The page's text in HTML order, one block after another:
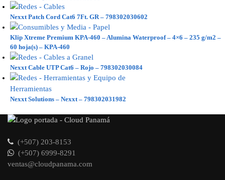
Nexxt Patch Cord Cat6 7Ft. GR – 798302030602
Klip Xtreme Premium KPA-460 – Alumina Waterproof – 4×6 – 235 g/m2 –
60 hoja(s) – KPA-460
Nexxt Cable UTP Cat6 – Rojo – 798302030084
Nexxt Solutions – Nexxt – 798302031982
(+507) 203-8153
(+507) 6999-8291
ventas@cloudpanama.com